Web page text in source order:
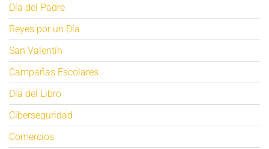
Día del Padre
Reyes por un Día
San Valentín
Campañas Escolares
Día del Libro
Ciberseguridad
Comercios